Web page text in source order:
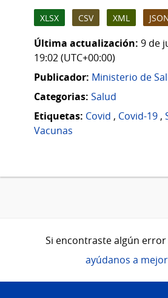
XLSX CSV XML
Última actualización: 9 de
19:02 (UTC+00:00)
Publicador: Ministerio de
Categorias: Salud
Etiquetas: Covid , Covid-19 ,
Vacunas
Si encontraste algún
ayúdanos a